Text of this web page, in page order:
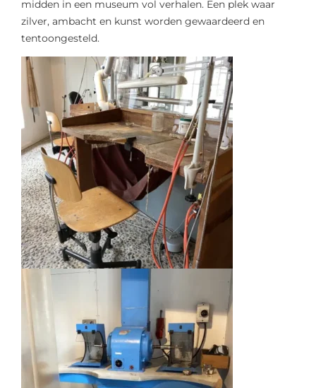
midden in een museum vol verhalen. Een plek waar
zilver, ambacht en kunst worden gewaardeerd en
tentoongesteld.